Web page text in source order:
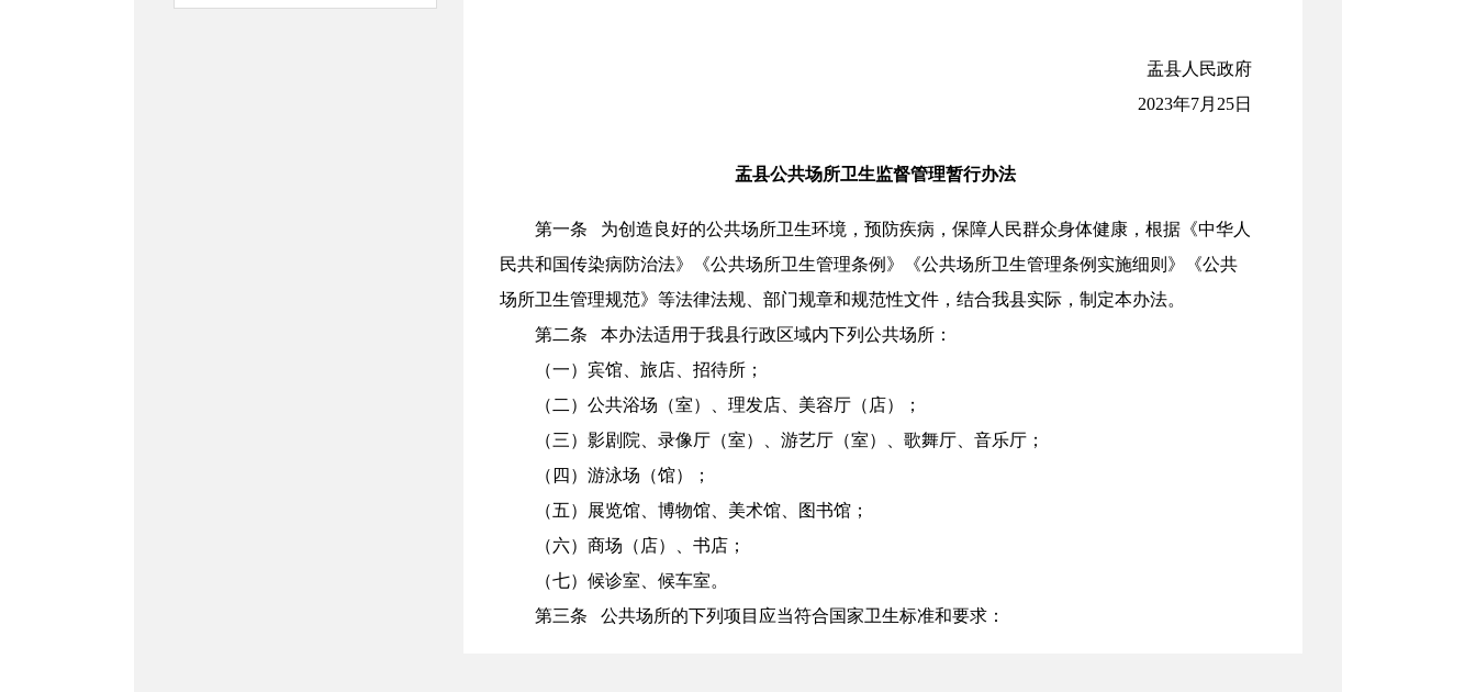
盂县人民政府
2023年7月25日
盂县公共场所卫生监督管理暂行办法
第一条 为创造良好的公共场所卫生环境，预防疾病，保障人民群众身体健康，根据《中华人
民共和国传染病防治法》《公共场所卫生管理条例》《公共场所卫生管理条例实施细则》《公共
场所卫生管理规范》等法律法规、部门规章和规范性文件，结合我县实际，制定本办法。
第二条 本办法适用于我县行政区域内下列公共场所：
（一）宾馆、旅店、招待所；
（二）公共浴场（室）、理发店、美容厅（店）；
（三）影剧院、录像厅（室）、游艺厅（室）、歌舞厅、音乐厅；
（四）游泳场（馆）；
（五）展览馆、博物馆、美术馆、图书馆；
（六）商场（店）、书店；
（七）候诊室、候车室。
第三条 公共场所的下列项目应当符合国家卫生标准和要求：